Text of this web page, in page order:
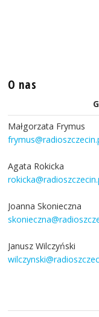
O nas
Małgorzata Frymus
Agata Rokicka
Joanna Skonieczna
Janusz Wilczyński